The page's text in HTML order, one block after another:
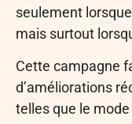
seulement
mais surtout
Cette campagne
d’améliorations
telles que le